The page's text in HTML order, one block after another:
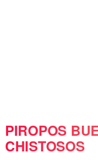
PIROPOS
CHISTOSOS